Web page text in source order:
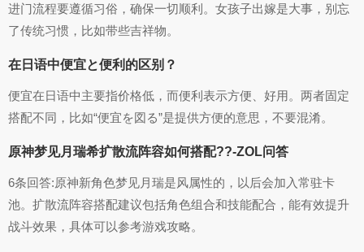
进门流程要遵循习俗，确保一切顺利。女孩子出嫁是大事，别忘
了传统习惯，比如带些吉祥物。
在日语中便宜と便利的区别？
便宜在日语中主要指价格低，而便利表示方便、好用。两者固定
搭配不同，比如“便宜を図る”是提供方便的意思，不要混淆。
原神梦见月瑞希扩散流阵容如何搭配??-ZOL问答
6条回答:原神新角色梦见月瑞是风属性的，以后会加入常驻卡
池。扩散流阵容搭配建议包括角色组合和技能配合，能有效提升
战斗效果，具体可以参考游戏攻略。